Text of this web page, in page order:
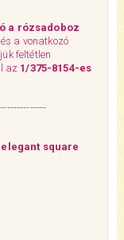
a rózsadoboz
a vonatkozó
feltétlen
az 1/375-8154-es
square